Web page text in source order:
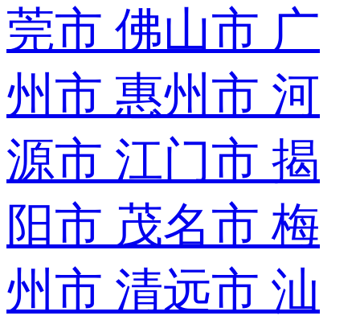
莞市 佛山市 广
州市 惠州市 河
源市 江门市 揭
阳市 茂名市 梅
州市 清远市 汕